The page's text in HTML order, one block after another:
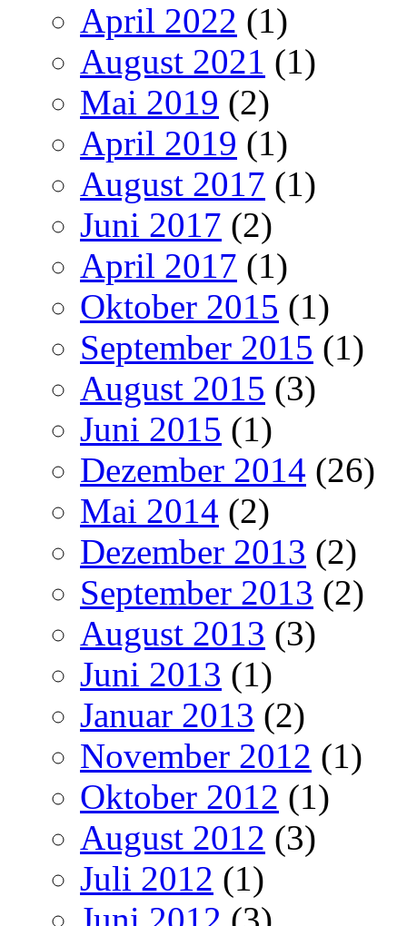
April 2022 (1)
August 2021 (1)
Mai 2019 (2)
April 2019 (1)
August 2017 (1)
Juni 2017 (2)
April 2017 (1)
Oktober 2015 (1)
September 2015 (1)
August 2015 (3)
Juni 2015 (1)
Dezember 2014 (26)
Mai 2014 (2)
Dezember 2013 (2)
September 2013 (2)
August 2013 (3)
Juni 2013 (1)
Januar 2013 (2)
November 2012 (1)
Oktober 2012 (1)
August 2012 (3)
Juli 2012 (1)